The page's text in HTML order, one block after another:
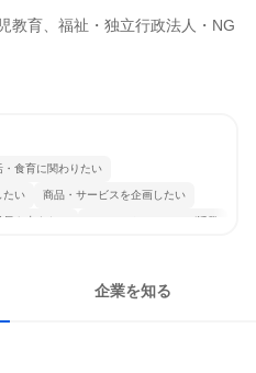
教育、福祉・独立行政法人・NG
・食育に関わりたい
たい 商品・サービスを企画したい
長を支えたい コミュニケーションが活発
企業を知る